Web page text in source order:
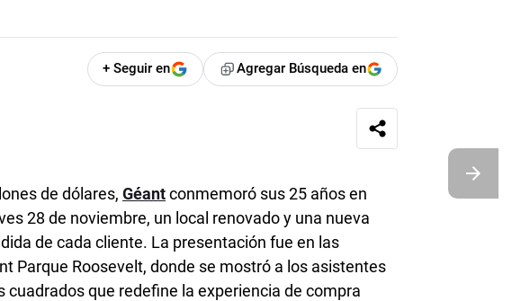
+ Seguir en Agregar Búsqueda en
de dólares,Géantconmemoró sus 25 años en
28 de noviembre, un local renovado y una nueva
de cada cliente. La presentación fue en las
Parque Roosevelt, donde se mostró a los asistentes
cuadrados que redefine la experiencia de compra